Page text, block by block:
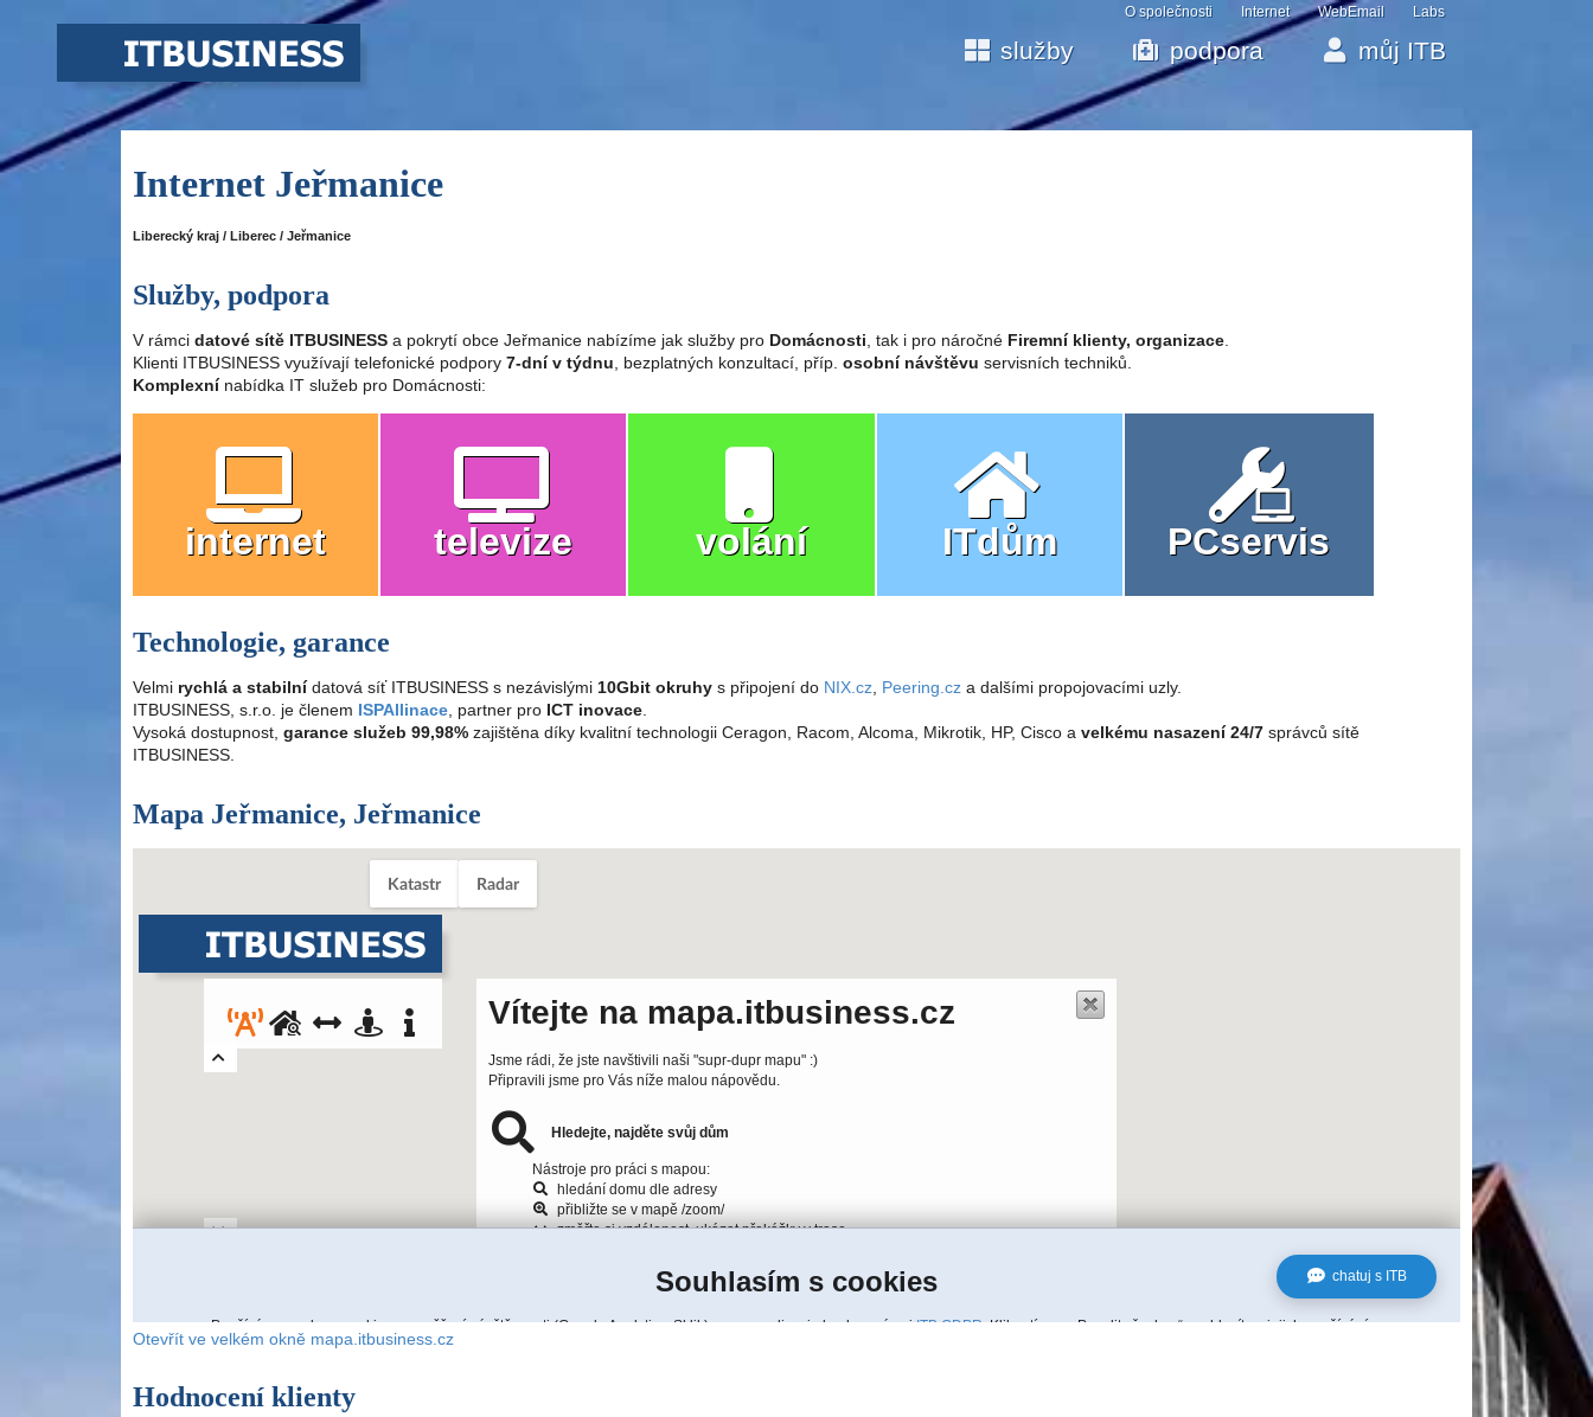
služby podpora můj ITB
O společnosti Internet WebEmail Labs
Internet Jeřmanice
Liberecký kraj / Liberec / Jeřmanice
Služby, podpora
V rámci datové sítě ITBUSINESS a pokrytí obce Jeřmanice nabízíme jak služby pro Domácnosti , tak i pro náročné Firemní klienty, organizace
Klienti ITBUSINESS využívají telefonické podpory 7-dní v týdnu , bezplatných konzultací, příp. osobní návštěvu servisních techniků.
Komplexnínabídka IT služeb pro Domácnosti:
internet televize volání ITdům PCservis
Technologie, garance
Velmi rychlá a stabilnídatová síť ITBUSINESS s nezávislými 10Gbit okruhy s připojení do NIX.cz Peering.cz a dalšími propojovacími uzly.
ITBUSINESS, s.r.o. je členem ISPAllinace , partner pro ICT inovace
Vysoká dostupnost, garance služeb 99,98% zajištěna díky kvalitní technologii Ceragon, Racom, Alcoma, Mikrotik, HP, Cisco a velkému nasazení 24/7 správců sítě
ITBUSINESS.
Mapa Jeřmanice, Jeřmanice
Otevřít ve velkém okně mapa.itbusiness.cz
Hodnocení klienty